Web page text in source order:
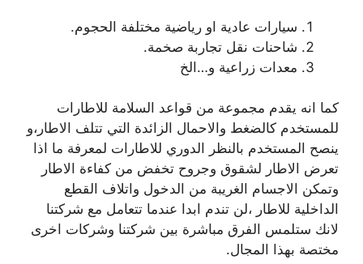
سيارات عادية او رياضية مختلفة الحجوم.
شاحنات نقل تجاربة صخمة.
معدات زراعية و…الخ
كما انه يقدم مجموعة من قواعد السلامة للاطارات
للمستخدم كالضغط والاحمال الزائدة التي تتلف الاطار،و
ينصح المستخدم بالنظر الدوري للاطارات لمعرفة ما اذا
تعرض الاطار لشقوق وجروح تخفض من كفاءة الاطار
وتمكن الاجسام الغريبة من الدخول واتلاف القطع
الداخلية للاطار ،لن تندم ابدا عندما تتعامل مع شركتنا
لانك ستلمس الفرق مباشرة بين شركتنا وشركات اخرى
مختصة بهذا المجال.